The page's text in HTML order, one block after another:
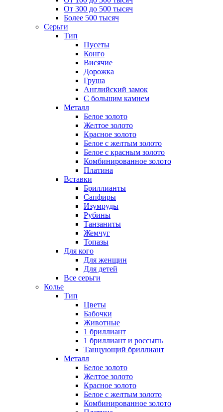
От 300 до 500 тысяч
Более 500 тысяч
Серьги
Тип
Пусеты
Конго
Висячие
Дорожка
Груша
Английский замок
С большим камнем
Металл
Белое золото
Желтое золото
Красное золото
Белое с желтым золото
Белое с красным золото
Комбинированное золото
Платина
Вставки
Бриллианты
Сапфиры
Изумруды
Рубины
Танзаниты
Жемчуг
Топазы
Для кого
Для женщин
Для детей
Все серьги
Колье
Тип
Цветы
Бабочки
Животные
1 бриллиант
1 бриллиант и россыпь
Танцующий бриллиант
Металл
Белое золото
Желтое золото
Красное золото
Белое с желтым золото
Комбинированное золото